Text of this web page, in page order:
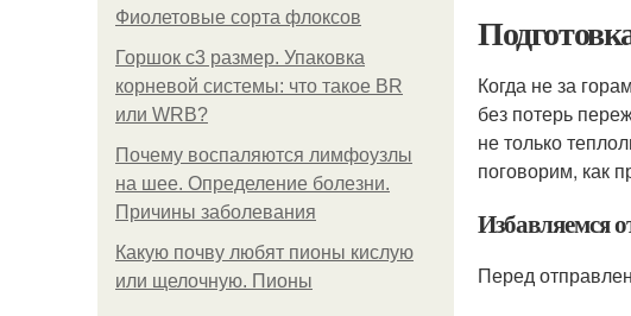
Фиолетовые сорта флоксов
Горшок с3 размер. Упаковка
корневой системы: что такое BR
или WRB?
Почему воспаляются лимфоузлы
на шее. Определение болезни.
Причины заболевания
Какую почву любят пионы кислую
или щелочную. Пионы
Когда не за
без потерь
не только
поговорим, как
Избавляемся
Перед